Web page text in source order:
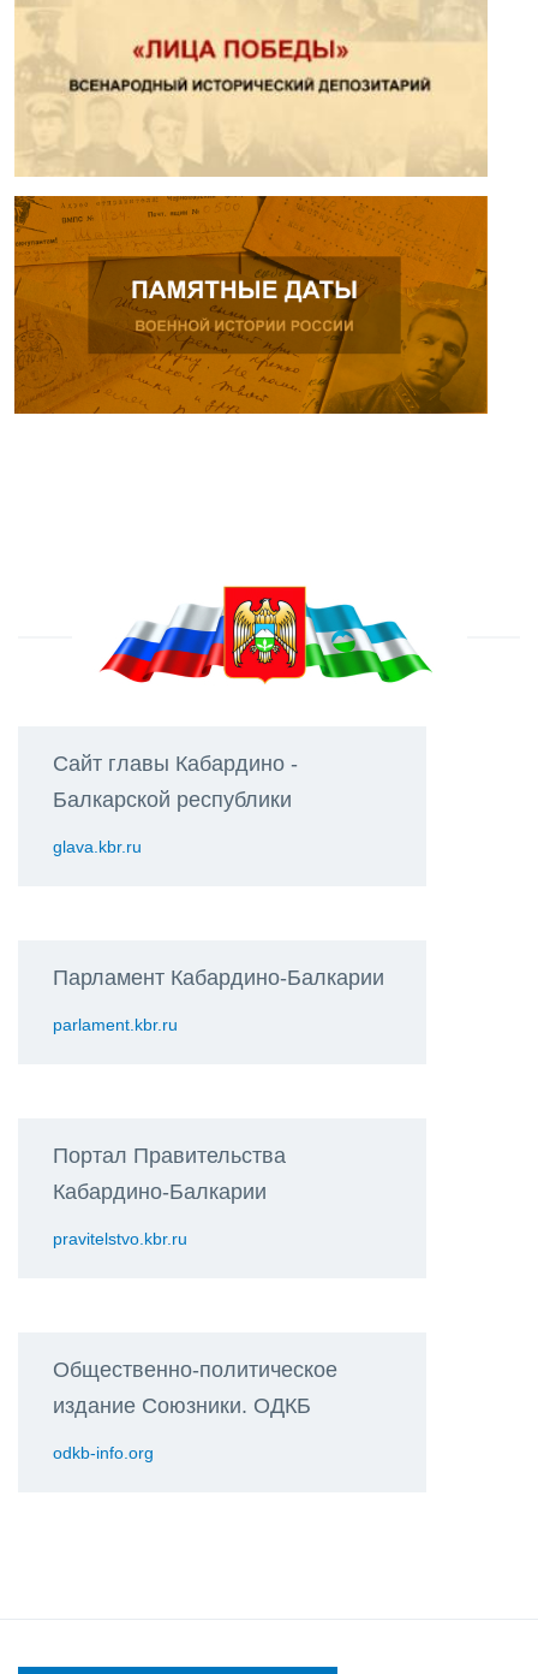
Сайт главы Кабардино -
Балкарской республики
glava.kbr.ru
Парламент Кабардино-Балкарии
parlament.kbr.ru
Портал Правительства
Кабардино-Балкарии
pravitelstvo.kbr.ru
Общественно-политическое
издание Союзники. ОДКБ
odkb-info.org